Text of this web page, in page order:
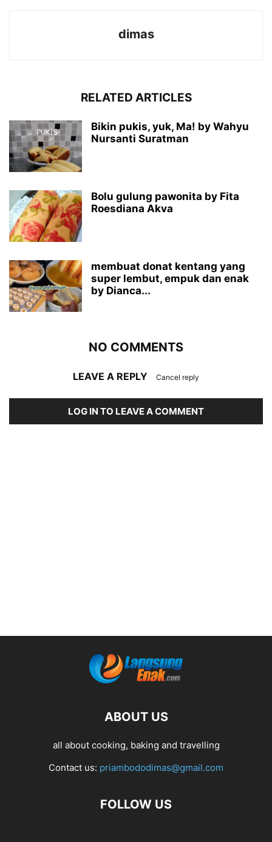
dimas
RELATED ARTICLES
Bikin pukis, yuk, Ma! by Wahyu
Nursanti Suratman
Bolu gulung pawonita by Fita
Roesdiana Akva
membuat donat kentang yang
super lembut, empuk dan enak
by Dianca...
NO COMMENTS
LEAVE A REPLY Cancel reply
LOG IN TO LEAVE A COMMENT
ABOUT US
all about cooking, baking and travelling
Contact us: priambododimas@gmail.com
FOLLOW US